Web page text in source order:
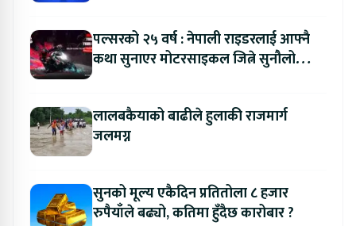
पल्सरको २५ वर्ष : नेपाली राइडरलाई आफ्नै
कथा सुनाएर मोटरसाइकल जित्ने सुनौलो
लालबकैयाको बाढीले हुलाकी राजमार्ग
जलमग्न
सुनको मूल्य एकैदिन प्रतितोला ८ हजार
रुपैयाँले बढ्यो, कतिमा हुँदैछ कारोबार ?